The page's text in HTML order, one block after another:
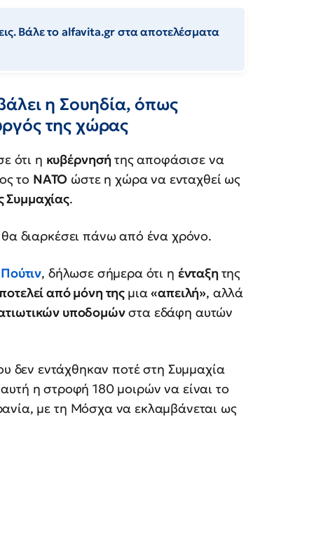
Βάλε το alfavita.gr στα αποτελέσματα
η Σουηδία, όπως
της χώρας
ότι η κυβέρνησήτης αποφάσισε να
το ΝΑΤΟ ώστε η χώρα να ενταχθεί ως
Συμμαχίας.
διαρκέσει πάνω από ένα χρόνο.
, δήλωσε σήμερα ότι η ένταξη της
από μόνη της μια«απειλή», αλλά
υποδομώνστα εδάφη αυτών
δεν εντάχθηκαν ποτέ στη Συμμαχία
η στροφή 180 μοιρών να είναι το
με τη Μόσχα να εκλαμβάνεται ως